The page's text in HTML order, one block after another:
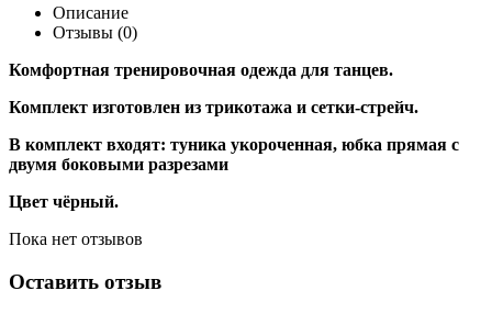
Описание
Отзывы (0)
Комфортная тренировочная одежда для танцев.
Комплект изготовлен из трикотажа и сетки-стрейч.
В комплект входят: туника укороченная, юбка прямая с
двумя боковыми разрезами
Цвет чёрный.
Пока нет отзывов
Оставить отзыв